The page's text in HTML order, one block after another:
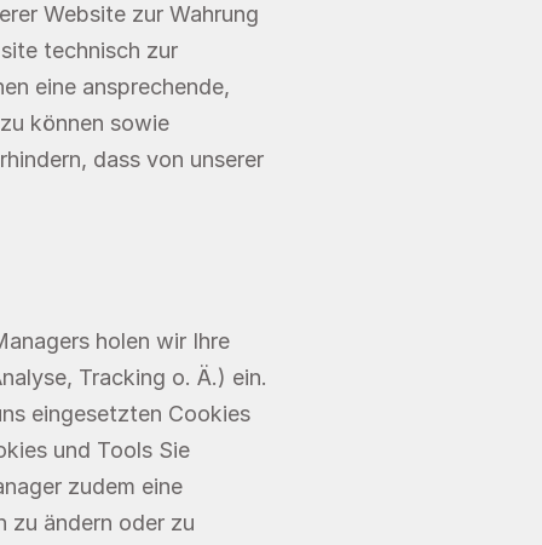
Website zur Wahrung
technisch zur
eine ansprechende,
können sowie
dass von unserer
holen wir Ihre
Tracking o. Ä.) ein.
eingesetzten Cookies
und Tools Sie
zudem eine
zu ändern oder zu